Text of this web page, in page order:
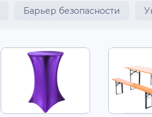
Барьер безопасности